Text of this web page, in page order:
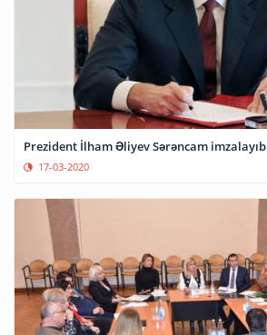
Prezident İlham Əliyev Sərəncam imzalayıb
17-03-2020